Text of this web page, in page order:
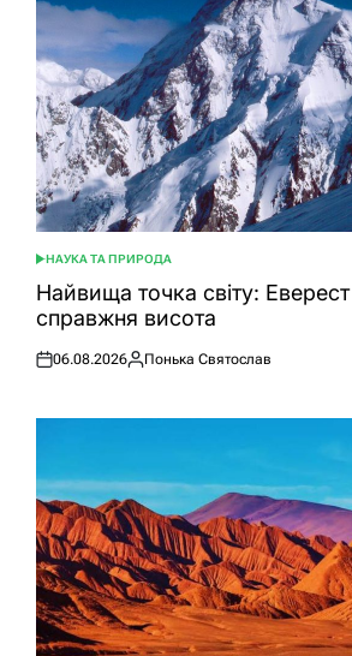
ОПУБЛІКУВАТИ
У
НАУКА ТА ПРИРОДА
Найвища точка світу:
справжня висота
Оприлюднено
06.08.2026
Опубліковано
Понька Святослав